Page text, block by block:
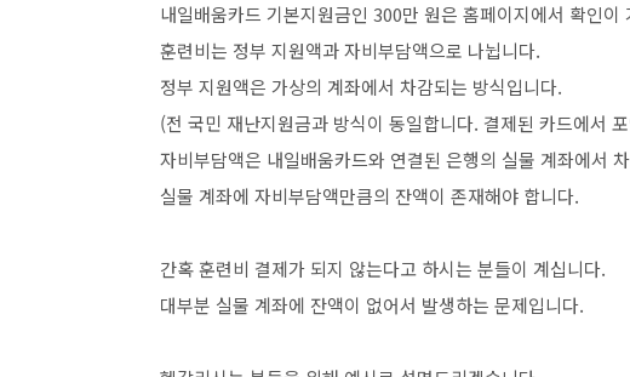
내일배움카드 기본지원금인 300만 원은 홈페이지에서 확인이
훈련비는 정부 지원액과 자비부담액으로 나뉩니다.
정부 지원액은 가상의 계좌에서 차감되는 방식입니다.
(전 국민 재난지원금과 방식이 동일합니다. 결제된 카드에서
자비부담액은 내일배움카드와 연결된 은행의 실물 계좌에서
실물 계좌에 자비부담액만큼의 잔액이 존재해야 합니다.
간혹 훈련비 결제가 되지 않는다고 하시는 분들이 계십니다.
대부분 실물 계좌에 잔액이 없어서 발생하는 문제입니다.